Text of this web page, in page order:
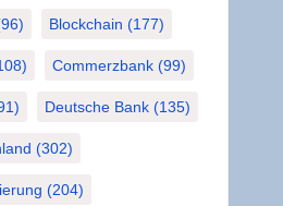
Blockchain (177)
Commerzbank(99)
Deutsche Bank(135)
(302)
(204)